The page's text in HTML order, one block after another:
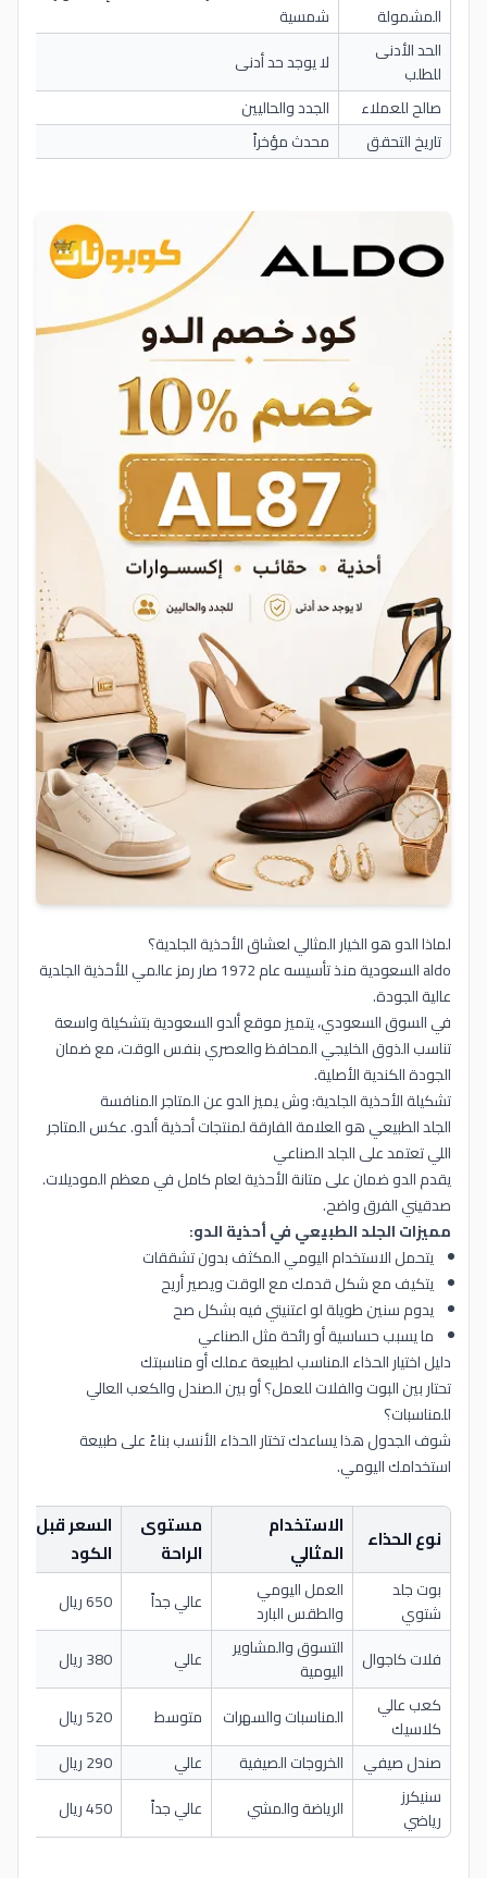
المشمولة
شمسية
الحد الأدنى
للطلب
لا يوجد حد أدنى
صالح للعملاء
الجدد والحاليين
تاريخ التحقق
محدث مؤخراً
لماذا الدو هو الخيار المثالي لعشاق الأحذية الجلدية؟
aldo السعودية منذ تأسيسه عام 1972 صار رمز عالمي للأحذية الجلدية
عالية الجودة.
في السوق السعودي، يتميز موقع ألدو السعودية بتشكيلة واسعة
تناسب الذوق الخليجي المحافظ والعصري بنفس الوقت، مع ضمان
الجودة الكندية الأصلية.
تشكيلة الأحذية الجلدية: وش يميز الدو عن المتاجر المنافسة
الجلد الطبيعي هو العلامة الفارقة لمنتجات أحذية ألدو. عكس المتاجر
اللي تعتمد على الجلد الصناعي
يقدم الدو ضمان على متانة الأحذية لعام كامل في معظم الموديلات.
صدقيني الفرق واضح.
مميزات الجلد الطبيعي في أحذية الدو:
يتحمل الاستخدام اليومي المكثف بدون تشققات
يتكيف مع شكل قدمك مع الوقت ويصير أريح
يدوم سنين طويلة لو اعتنيتي فيه بشكل صح
ما يسبب حساسية أو رائحة مثل الصناعي
دليل اختيار الحذاء المناسب لطبيعة عملك أو مناسبتك
تحتار بين البوت والفلات للعمل؟ أو بين الصندل والكعب العالي
للمناسبات؟
شوف الجدول هذا يساعدك تختار الحذاء الأنسب بناءً على طبيعة
استخدامك اليومي.
نوع الحذاء
الاستخدام
المثالي
مستوى
الراحة
السعر قبل
الكود
بوت جلد
شتوي
العمل اليومي
والطقس البارد
عالي جداً 650 ريال
فلات كاجوال
التسوق والمشاوير
اليومية
عالي 380 ريال
كعب عالي
كلاسيك
المناسبات والسهرات متوسط 520 ريال
صندل صيفي
الخروجات الصيفية عالي 290 ريال
سنيكرز
رياضي
الرياضة والمشي عالي جداً 450 ريال